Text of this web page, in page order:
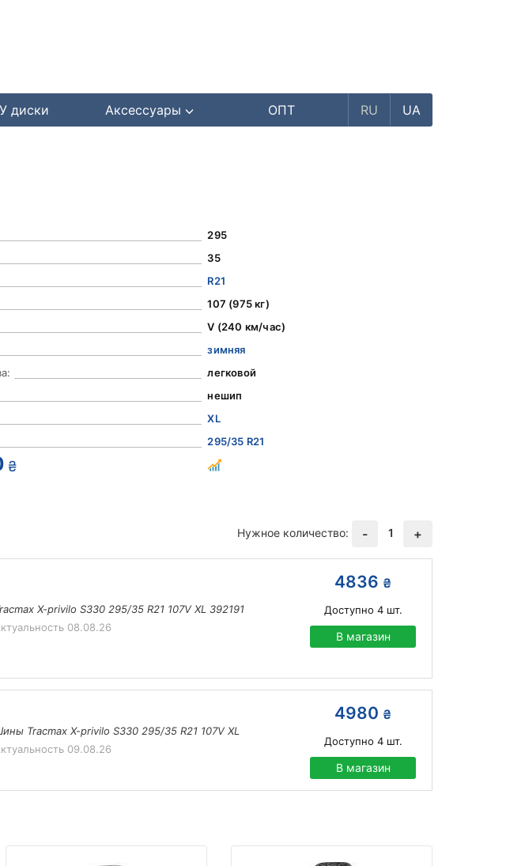
диски Аксессуары ОПТ RU UA
295
35
R21
107 (975 кг)
V (240 км/час)
зимняя
легковой
нешип
XL
295/35 R21
₴
Нужное количество: - 1 +
X-privilo S330 295/35 R21 107V XL 392191
08.08.26
4836 ₴
Доступно 4шт.
В магазин
Tracmax X-privilo S330 295/35 R21 107V XL
09.08.26
4980 ₴
Доступно 4шт.
В магазин